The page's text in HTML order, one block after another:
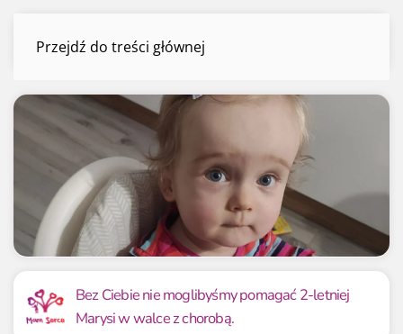
Przejdź do treści głównejMarysia Lisiewicz
Mamy już
150 050.00 zł
Potrzebujemy
150 000 zł
100.03% 100.03%
Bez Ciebie nie moglibyśmy pomagać 2-letniej
Marysi w walce z chorobą.